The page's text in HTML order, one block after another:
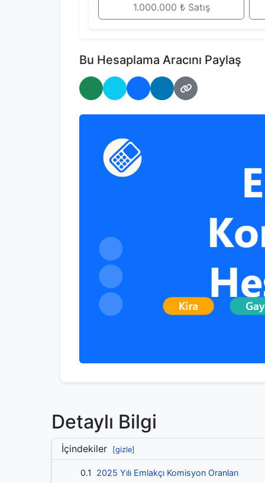
1.000.000 ₺ Satış
Bu Hesaplama Aracını Paylaş
WhatsApp'ta Paylaş
Twitter'da Paylaş
Facebook'ta Paylaş
LinkedIn'de Paylaş
Bağlantıyı Kopyala
Detaylı Bilgi
İçindekiler [gizle]
0.1
2025 Yılı Emlakçı Komisyon Oranları